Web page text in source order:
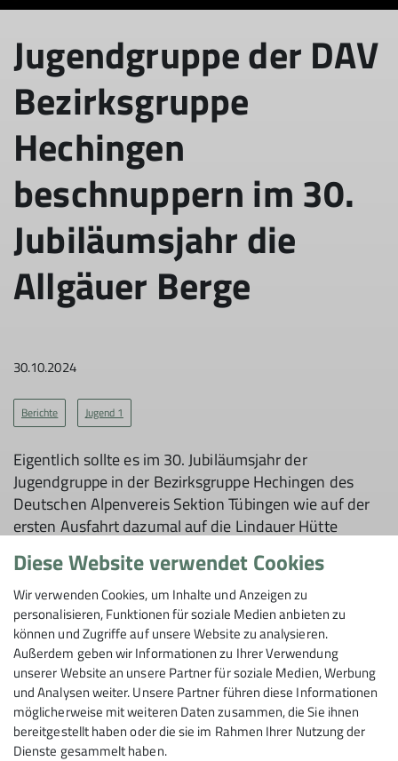
Jugendgruppe der DAV
Bezirksgruppe
Hechingen
beschnuppern im 30.
Jubiläumsjahr die
Allgäuer Berge
30.10.2024
Berichte Jugend 1
Eigentlich sollte es im 30. Jubiläumsjahr der
Jugendgruppe in der Bezirksgruppe Hechingen des
Deutschen Alpenvereis Sektion Tübingen wie auf der
ersten Ausfahrt dazumal auf die Lindauer Hütte
Frühjahr ausgebucht und somit aus dem Rennen. Mit
der Schwarzenberghütte bot sich dann letztendlich am
zurückliegenden Wochenende dann doch bei
schönstem Wetter die Möglichkeit, mit der
Jugendgruppe eine schöne Bergausfahrt in den
Allgäuer Alpen zu erleben
Diese Website verwendet Cookies
Wir verwenden Cookies, um Inhalte und Anzeigen zu
personalisieren, Funktionen für soziale Medien anbieten zu
können und Zugriffe auf unsere Website zu analysieren.
Außerdem geben wir Informationen zu Ihrer Verwendung
unserer Website an unsere Partner für soziale Medien, Werbung
und Analysen weiter. Unsere Partner führen diese Informationen
möglicherweise mit weiteren Daten zusammen, die Sie ihnen
bereitgestellt haben oder die sie im Rahmen Ihrer Nutzung der
Dienste gesammelt haben.